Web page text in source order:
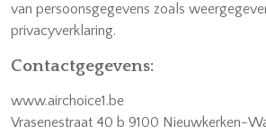
van persoonsgegevens zoals
privacyverklaring.
Contactgegevens:
www.airchoice1.be
Vrasenestraat 40 b 9100 Nieuwkerken-